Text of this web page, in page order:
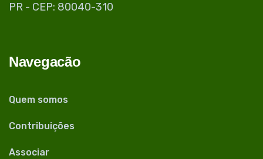
PR - CEP: 80040-310
Navegacão
Quem somos
Contribuições
Associar